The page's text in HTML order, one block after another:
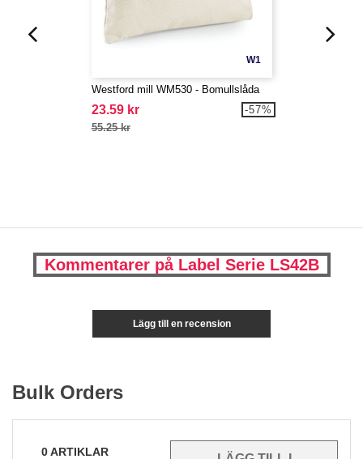
W1
Westford mill WM530 - Bomullslåda
23.59 kr
55.25 kr
-57%
Kommentarer på Label Serie LS42B
Lägg till en recension
Bulk Orders
0ARTIKLAR